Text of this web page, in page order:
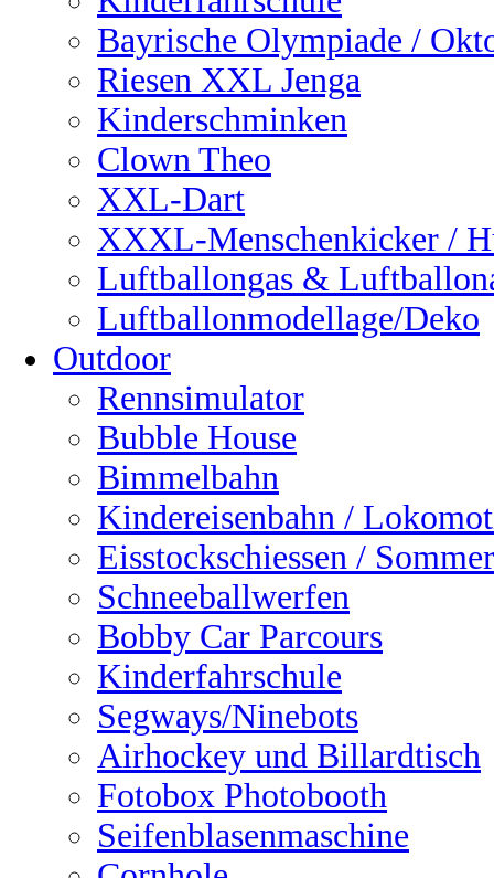
Bayrische Olympiade /
Riesen XXL Jenga
Kinderschminken
Clown Theo
XXL-Dart
XXXL-Menschenkicker /
Luftballongas &
Luftballonmodellage/Deko
Outdoor
Rennsimulator
Bubble House
Bimmelbahn
Kindereisenbahn /
Eisstockschiessen /
Schneeballwerfen
Bobby Car Parcours
Kinderfahrschule
Segways/Ninebots
Airhockey und Billardtisch
Fotobox Photobooth
Seifenblasenmaschine